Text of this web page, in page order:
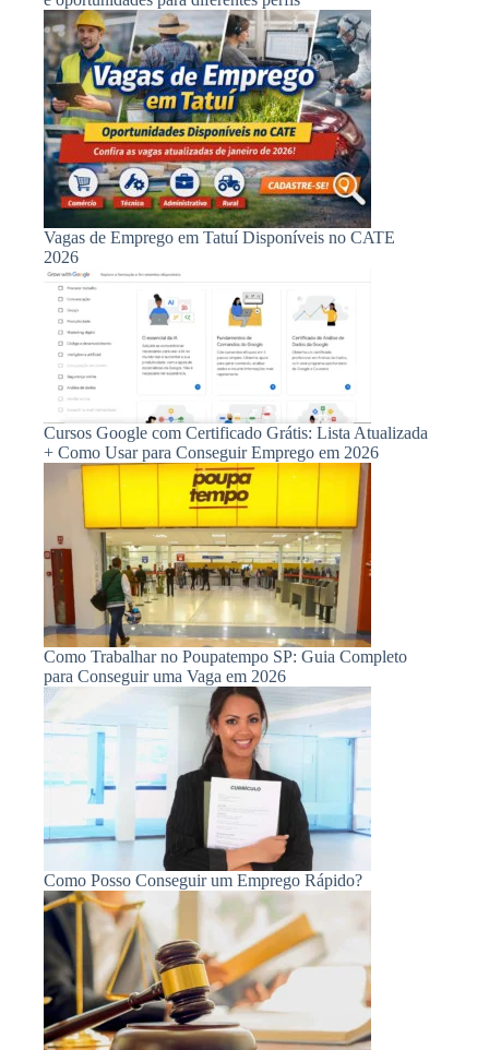
Vagas de Emprego em Tatuí Disponíveis no CATE
2026
Cursos Google com Certificado Grátis: Lista Atualizada
+ Como Usar para Conseguir Emprego em 2026
Como Trabalhar no Poupatempo SP: Guia Completo
para Conseguir uma Vaga em 2026
Como Posso Conseguir um Emprego Rápido?